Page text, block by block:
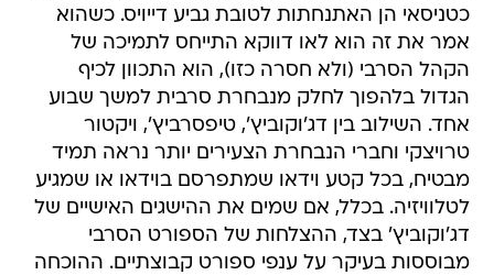
כטניסאי הן האתנחתות לטובת גביע דייויס. כשהוא
אמר את זה הוא לאו דווקא התייחס לתמיכה של
הקהל הסרבי (ולא חסרה כזו), הוא התכוון לכיף
הגדול בלהפוך לחלק מנבחרת סרבית למשך שבוע
אחד. השילוב בין דג'וקוביץ', טיפסרביץ', ויקטור
טרויצקי וחברי הנבחרת הצעירים יותר נראה תמיד
מבטיח, בכל קטע וידאו שמתפרסם בוידאו או שמגיע
לטלוויזיה. בכלל, אם שמים את ההישגים האישיים של
דג'וקוביץ' בצד, ההצלחות של הספורט הסרבי
מבוססות בעיקר על ענפי ספורט קבוצתיים. ההוכחה